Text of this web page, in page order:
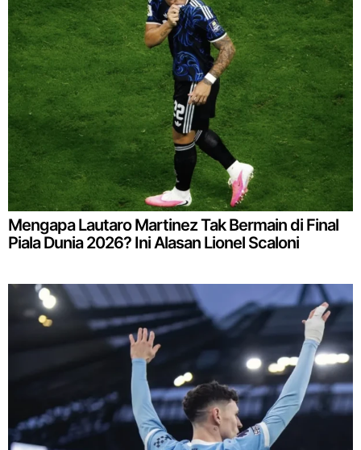
Mengapa Lautaro Martinez Tak Bermain di Final
Piala Dunia 2026? Ini Alasan Lionel Scaloni